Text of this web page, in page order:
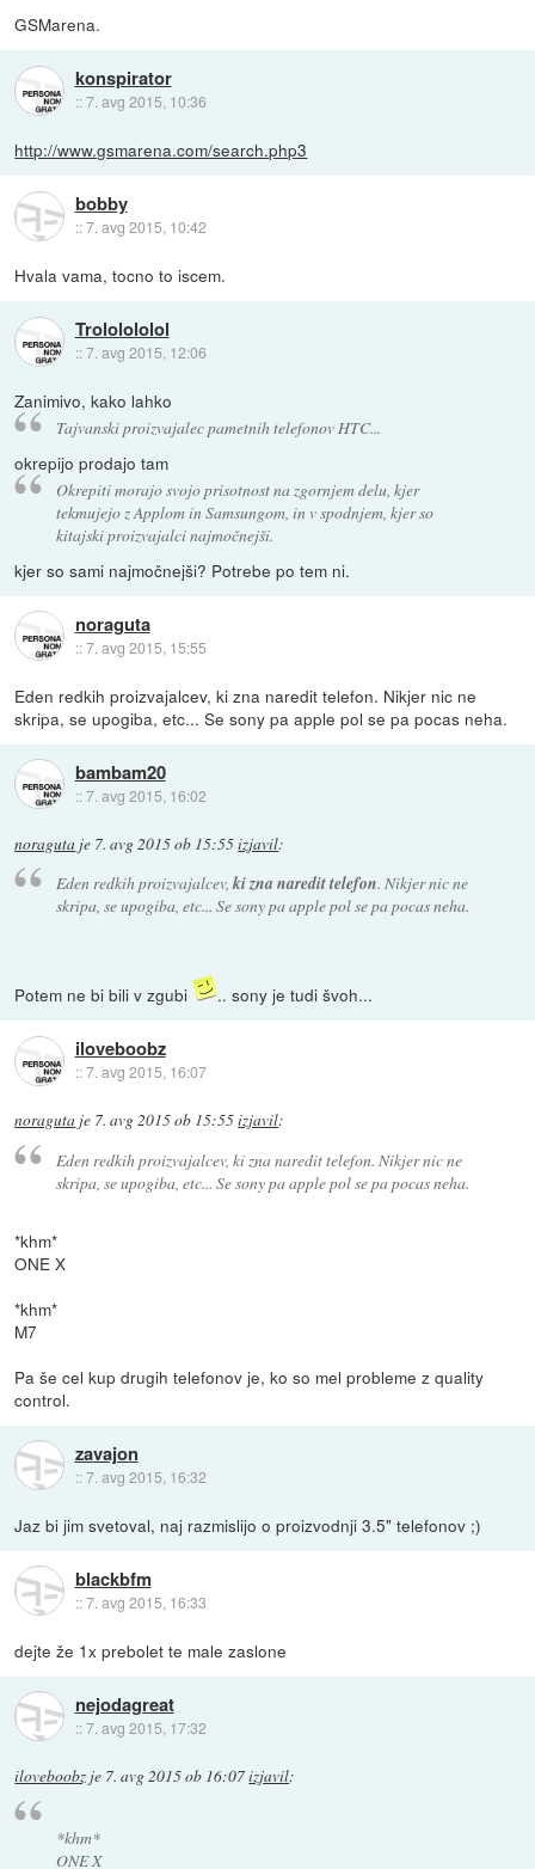
GSMarena.
konspirator
::7. avg 2015, 10:36
http://www.gsmarena.com/search.php3
bobby
::7. avg 2015, 10:42
Hvala vama, tocno to iscem.
Trololololol
::7. avg 2015, 12:06
Zanimivo, kako lahko
Tajvanski proizvajalec pametnih telefonov HTC...
okrepijo prodajo tam
Okrepiti morajo svojo prisotnost na zgornjem delu, kjer
tekmujejo z Applom in Samsungom, in v spodnjem, kjer so
kitajski proizvajalci najmočnejši.
kjer so sami najmočnejši? Potrebe po tem ni.
noraguta
::7. avg 2015, 15:55
Eden redkih proizvajalcev, ki zna naredit telefon. Nikjer nic ne
skripa, se upogiba, etc... Se sony pa apple pol se pa pocas neha.
bambam20
::7. avg 2015, 16:02
noraguta je 7. avg 2015 ob 15:55izjavil:
Eden redkih proizvajalcev,ki zna naredit telefon. Nikjer nic ne
skripa, se upogiba, etc... Se sony pa apple pol se pa pocas neha.
Potem ne bi bili v zgubi .. sony je tudi švoh...
iloveboobz
::7. avg 2015, 16:07
noraguta je 7. avg 2015 ob 15:55izjavil:
Eden redkih proizvajalcev, ki zna naredit telefon. Nikjer nic ne
skripa, se upogiba, etc... Se sony pa apple pol se pa pocas neha.
*khm*
ONE X
*khm*
M7
Pa še cel kup drugih telefonov je, ko so mel probleme z quality
control.
zavajon
::7. avg 2015, 16:32
Jaz bi jim svetoval, naj razmislijo o proizvodnji 3.5" telefonov ;)
blackbfm
::7. avg 2015, 16:33
dejte že 1x prebolet te male zaslone
nejodagreat
::7. avg 2015, 17:32
iloveboobz je 7. avg 2015 ob 16:07izjavil:
*khm*
ONE X